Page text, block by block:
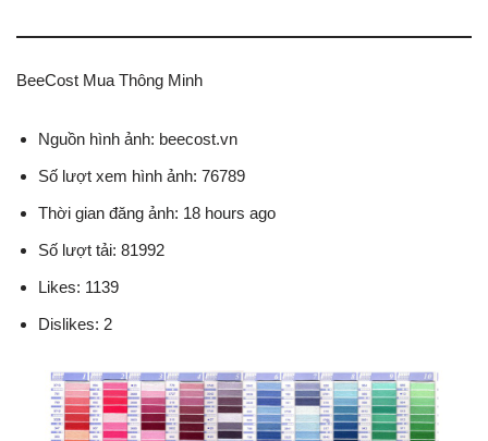
BeeCost Mua Thông Minh
Nguồn hình ảnh: beecost.vn
Số lượt xem hình ảnh: 76789
Thời gian đăng ảnh: 18 hours ago
Số lượt tải: 81992
Likes: 1139
Dislikes: 2